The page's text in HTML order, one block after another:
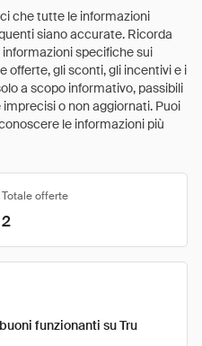
che tutte le informazioni
siano accurate. Ricorda
specifiche sui
offerte, gli sconti, gli incentivi e i
a scopo informativo, passibili
o non aggiornati. Puoi
le informazioni più
Totale offerte
2
funzionanti su Tru